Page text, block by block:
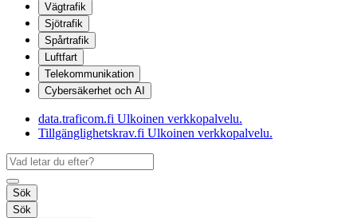
Vägtrafik
Sjötrafik
Spårtrafik
Luftfart
Telekommunikation
Cybersäkerhet och AI
data.traficom.fi Ulkoinen verkkopalvelu.
Tillgänglighetskrav.fi Ulkoinen verkkopalvelu.
Sök
Sök